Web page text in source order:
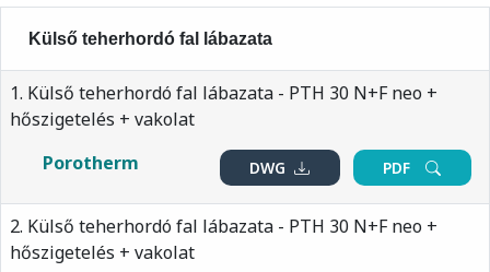
Külső teherhordó fal lábazata
1. Külső teherhordó fal lábazata - PTH 30 N+F neo +
hőszigetelés + vakolat
Porotherm
DWG PDF
2. Külső teherhordó fal lábazata - PTH 30 N+F neo +
hőszigetelés + vakolat